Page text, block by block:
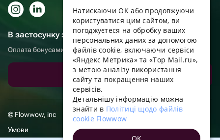
В застосунку зручніше!
Оплата бонусами, самовивіз, зручний чат підтримки
Завантажити додаток
© Flowwow, inc
Умови
ENGLISH
UKRAINIAN
PORTUGUESE
SPANISH
HUNGARIAN
FRENCH
TURKISH
Натискаючи OK або продовжуючи
користуватися цим сайтом, ви
погоджуєтеся на обробку ваших
персональних даних за допомогою
файлів cookie, включаючи сервіси
«Яндекс Метрика» та «Top Mail.ru»,
з метою аналізу використання
сайту та покращення наших
сервісів.
Детальнішу інформацію можна
знайти в Політиці щодо файлів
cookie Flowwow